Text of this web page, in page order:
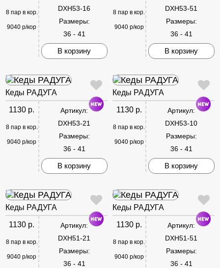
8 пар в кор.
9040 р/кор
DXH53-16
Размеры:
36 - 41
В корзину
8 пар в кор.
9040 р/кор
DXH53-51
Размеры:
36 - 41
В корзину
Кеды РАДУГА
1130 р.
8 пар в кор.
9040 р/кор
Артикул:
DXH53-21
Размеры:
36 - 41
В корзину
Кеды РАДУГА
1130 р.
8 пар в кор.
9040 р/кор
Артикул:
DXH53-10
Размеры:
36 - 41
В корзину
Кеды РАДУГА
1130 р.
8 пар в кор.
9040 р/кор
Артикул:
DXH51-21
Размеры:
36 - 41
Кеды РАДУГА
1130 р.
8 пар в кор.
9040 р/кор
Артикул:
DXH51-51
Размеры:
36 - 41